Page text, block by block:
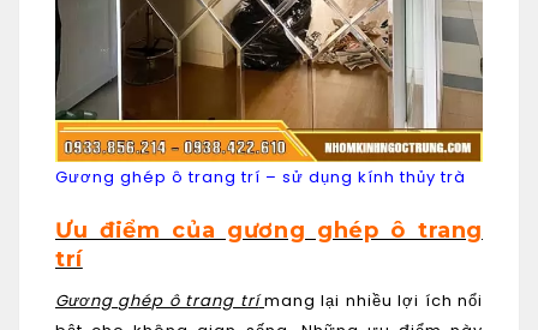
Gương ghép ô trang trí – sử dụng kính thủy trà
Ưu điểm của gương ghép ô trang
trí
Gương ghép ô trang trí mang lại nhiều lợi ích nổi